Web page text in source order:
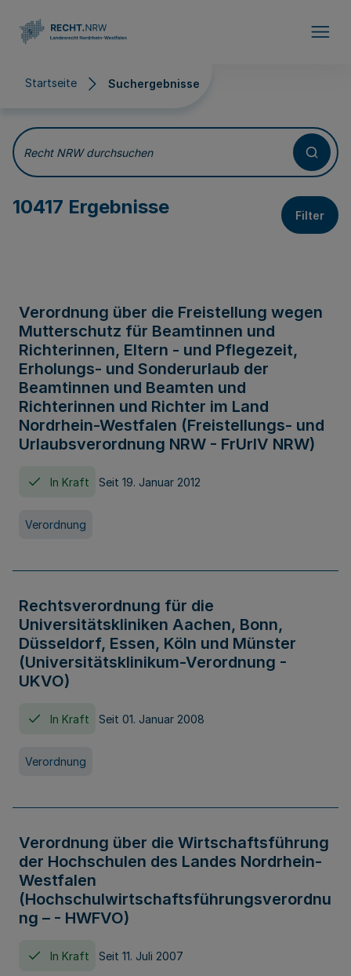
Startseite Suchergebnisse
Suchergebnisse
Recht NRW durchsuchen
10417 Ergebnisse Filter
Verordnung über die Freistellung wegen
Mutterschutz für Beamtinnen und
Richterinnen, Eltern - und Pflegezeit,
Erholungs- und Sonderurlaub der
Beamtinnen und Beamten und
Richterinnen und Richter im Land
Nordrhein-Westfalen (Freistellungs- und
Urlaubsverordnung NRW - FrUrlV NRW)
In Kraft Seit 19. Januar 2012
Verordnung
Rechtsverordnung für die
Universitätskliniken Aachen, Bonn,
Düsseldorf, Essen, Köln und Münster
(Universitätsklinikum-Verordnung -
UKVO)
In Kraft Seit 01. Januar 2008
Verordnung
Verordnung über die Wirtschaftsführung
der Hochschulen des Landes Nordrhein-
Westfalen
(Hochschulwirtschaftsführungsverordnu
ng – - HWFVO)
In Kraft Seit 11. Juli 2007